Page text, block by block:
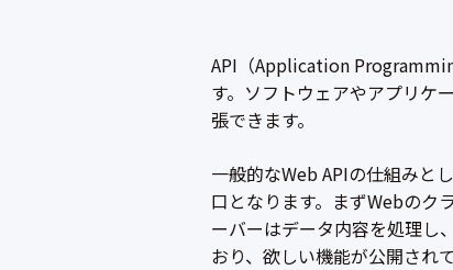
API（Application
す。ソフトウェアやアプリケ
張できます。
一般的なWeb APIの仕組みと
口となります。まずWebのク
ーバーはデータ内容を処理し
おり、欲しい機能が公開され